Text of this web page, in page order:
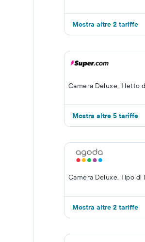
Mostra altre 2 tariffe
Camera Deluxe, 1 letto
Mostra altre 5 tariffe
Camera Deluxe, Tipo
Mostra altre 2 tariffe